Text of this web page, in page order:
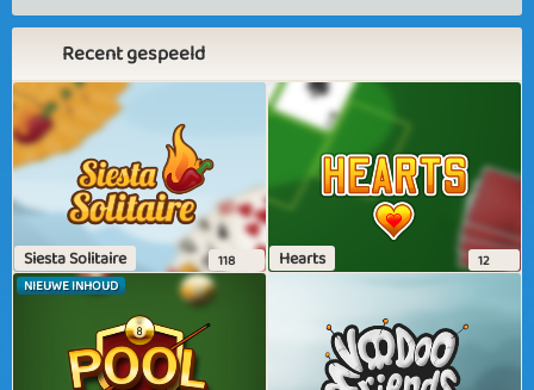
Recent gespeeld
Siesta Solitaire 118 Hearts
12
NIEUWE INHOUD